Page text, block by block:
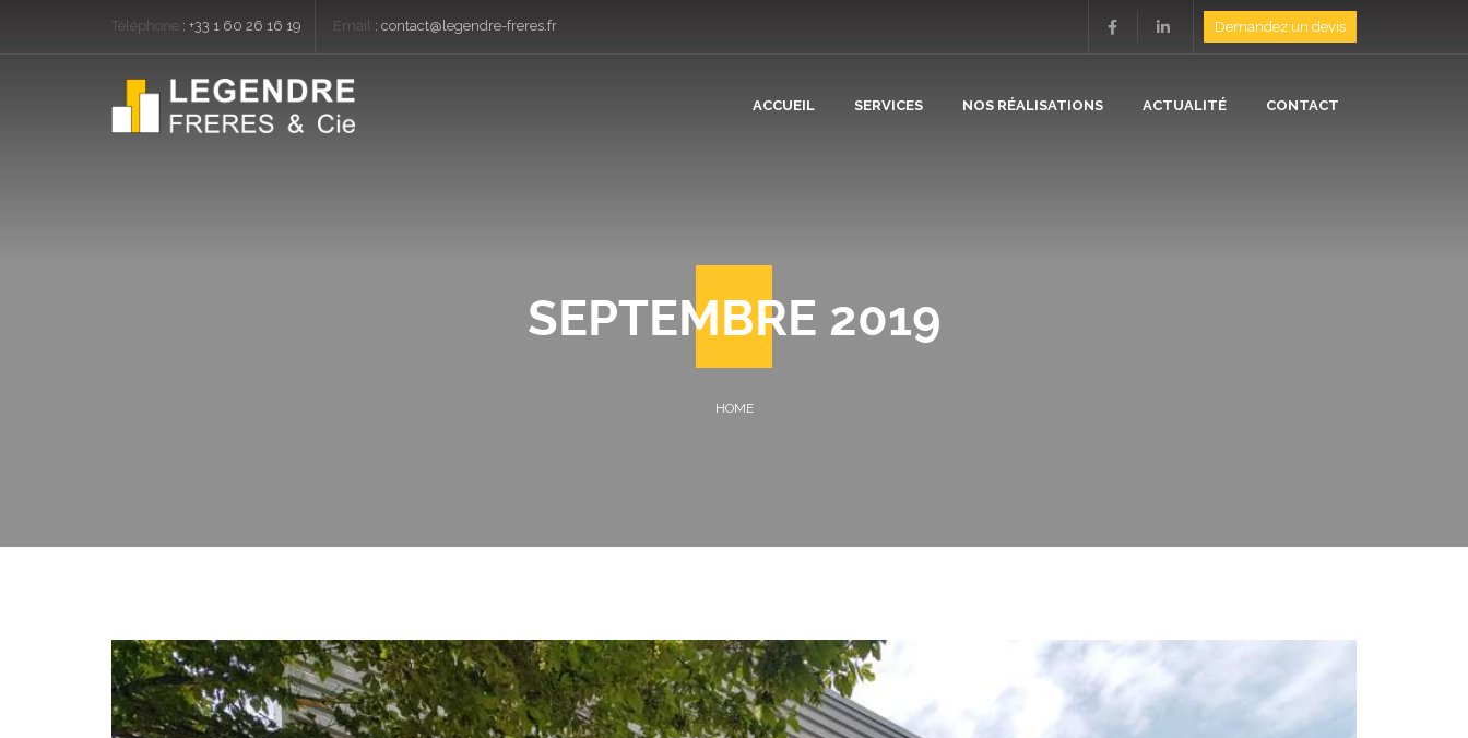
Téléphone : +33 1 60 26 16 19 Email : contact@legendre-freres.fr Demandez un devis
ACCUEIL SERVICES
PLÂTRERIE / ISOLATION
NOS RÉALISATIONS ACTUALITÉ CONTACT
SEPTEMBRE 2019